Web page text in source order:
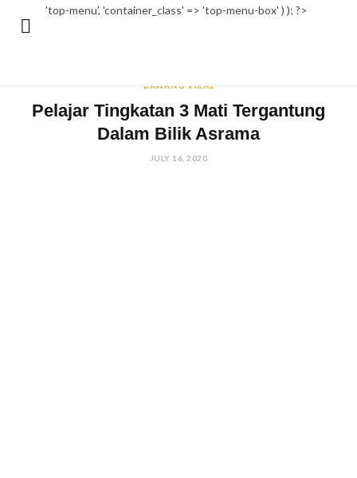
'top-menu', 'container_class' => 'top-menu-box' ) ); ?>
BAWANG VIRAL
Pelajar Tingkatan 3 Mati Tergantung
Dalam Bilik Asrama
JULY 16, 2020